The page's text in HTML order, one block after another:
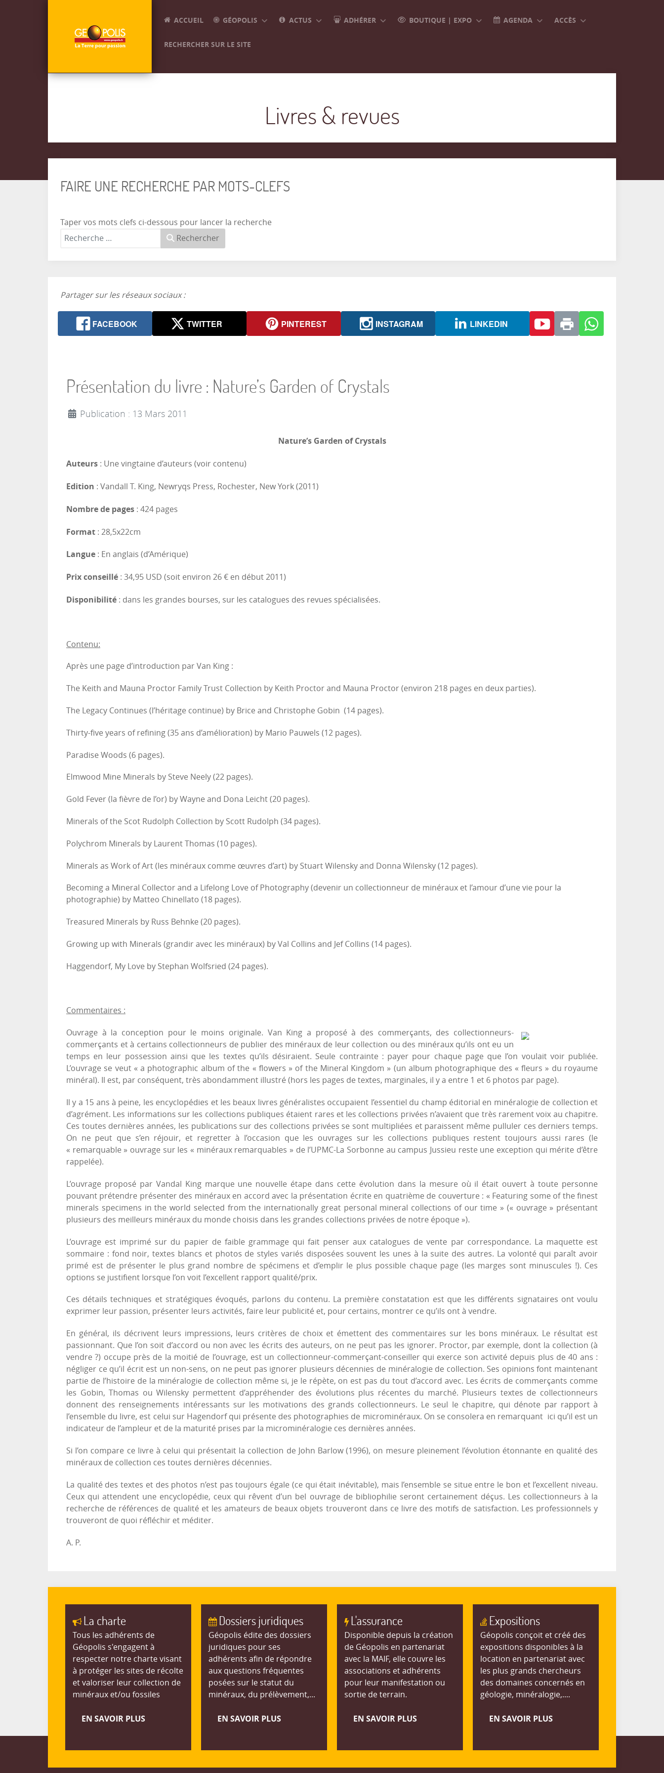
ACCUEIL GÉOPOLIS ACTUS ADHÉRER BOUTIQUE | EXPO AGENDA ACCÈS
RECHERCHER SUR LE SITE
Livres & revues
FAIRE UNE RECHERCHE PAR MOTS-CLEFS
Taper vos mots clefs ci-dessous pour lancer la recherche
Rechercher
Partager sur les réseaux sociaux :
FACEBOOK TWITTER PINTEREST INSTAGRAM LINKEDIN
Présentation du livre : Nature’s Garden of Crystals
Publication : 13 Mars 2011
Nature’s Garden of Crystals
Auteurs : Une vingtaine d’auteurs (voir contenu)
Edition : Vandall T. King, Newryqs Press, Rochester, New York (2011)
Nombre de pages : 424 pages
Format : 28,5x22cm
Langue : En anglais (d’Amérique)
Prix conseillé : 34,95 USD (soit environ 26 € en début 2011)
Disponibilité : dans les grandes bourses, sur les catalogues des revues spécialisées.
Contenu:
Après une page d’introduction par Van King :
The Keith and Mauna Proctor Family Trust Collection by Keith Proctor and Mauna Proctor (environ 218 pages en deux parties).
The Legacy Continues (l’héritage continue) by Brice and Christophe Gobin (14 pages).
Thirty-five years of refining (35 ans d’amélioration) by Mario Pauwels (12 pages).
Paradise Woods (6 pages).
Elmwood Mine Minerals by Steve Neely (22 pages).
Gold Fever (la fièvre de l’or) by Wayne and Dona Leicht (20 pages).
Minerals of the Scot Rudolph Collection by Scott Rudolph (34 pages).
Polychrom Minerals by Laurent Thomas (10 pages).
Minerals as Work of Art (les minéraux comme œuvres d’art) by Stuart Wilensky and Donna Wilensky (12 pages).
Becoming a Mineral Collector and a Lifelong Love of Photography (devenir un collectionneur de minéraux et l’amour d’une vie pour la
photographie) by Matteo Chinellato (18 pages).
Treasured Minerals by Russ Behnke (20 pages).
Growing up with Minerals (grandir avec les minéraux) by Val Collins and Jef Collins (14 pages).
Haggendorf, My Love by Stephan Wolfsried (24 pages).
Commentaires :
Ouvrage à la conception pour le moins originale. Van King a proposé à des commerçants, des collectionneurs-
commerçants et à certains collectionneurs de publier des minéraux de leur collection ou des minéraux qu’ils ont eu un
temps en leur possession ainsi que les textes qu’ils désiraient. Seule contrainte : payer pour chaque page que l’on voulait voir publiée.
L’ouvrage se veut « a photographic album of the « flowers » of the Mineral Kingdom » (un album photographique des « fleurs » du royaume
minéral). Il est, par conséquent, très abondamment illustré (hors les pages de textes, marginales, il y a entre 1 et 6 photos par page).
Il y a 15 ans à peine, les encyclopédies et les beaux livres généralistes occupaient l’essentiel du champ éditorial en minéralogie de collection et
d’agrément. Les informations sur les collections publiques étaient rares et les collections privées n’avaient que très rarement voix au chapitre.
Ces toutes dernières années, les publications sur des collections privées se sont multipliées et paraissent même pulluler ces derniers temps.
On ne peut que s’en réjouir, et regretter à l’occasion que les ouvrages sur les collections publiques restent toujours aussi rares (le
« remarquable » ouvrage sur les « minéraux remarquables » de l’UPMC-La Sorbonne au campus Jussieu reste une exception qui mérite d’être
rappelée).
L’ouvrage proposé par Vandal King marque une nouvelle étape dans cette évolution dans la mesure où il était ouvert à toute personne
pouvant prétendre présenter des minéraux en accord avec la présentation écrite en quatrième de couverture : « Featuring some of the finest
minerals specimens in the world selected from the internationally great personal mineral collections of our time » (« ouvrage » présentant
plusieurs des meilleurs minéraux du monde choisis dans les grandes collections privées de notre époque »).
L’ouvrage est imprimé sur du papier de faible grammage qui fait penser aux catalogues de vente par correspondance. La maquette est
sommaire : fond noir, textes blancs et photos de styles variés disposées souvent les unes à la suite des autres. La volonté qui paraît avoir
primé est de présenter le plus grand nombre de spécimens et d’emplir le plus possible chaque page (les marges sont minuscules !). Ces
options se justifient lorsque l’on voit l’excellent rapport qualité/prix.
Ces détails techniques et stratégiques évoqués, parlons du contenu. La première constatation est que les différents signataires ont voulu
exprimer leur passion, présenter leurs activités, faire leur publicité et, pour certains, montrer ce qu’ils ont à vendre.
En général, ils décrivent leurs impressions, leurs critères de choix et émettent des commentaires sur les bons minéraux. Le résultat est
passionnant. Que l’on soit d’accord ou non avec les écrits des auteurs, on ne peut pas les ignorer. Proctor, par exemple, dont la collection (à
vendre ?) occupe près de la moitié de l’ouvrage, est un collectionneur-commerçant-conseiller qui exerce son activité depuis plus de 40 ans :
négliger ce qu’il écrit est un non-sens, on ne peut pas ignorer plusieurs décennies de minéralogie de collection. Ses opinions font maintenant
partie de l’histoire de la minéralogie de collection même si, je le répète, on est pas du tout d’accord avec. Les écrits de commerçants comme
les Gobin, Thomas ou Wilensky permettent d’appréhender des évolutions plus récentes du marché. Plusieurs textes de collectionneurs
donnent des renseignements intéressants sur les motivations des grands collectionneurs. Le seul le chapitre, qui dénote par rapport à
l’ensemble du livre, est celui sur Hagendorf qui présente des photographies de microminéraux. On se consolera en remarquant ici qu’il est un
indicateur de l’ampleur et de la maturité prises par la microminéralogie ces dernières années.
Si l’on compare ce livre à celui qui présentait la collection de John Barlow (1996), on mesure pleinement l’évolution étonnante en qualité des
minéraux de collection ces toutes dernières décennies.
La qualité des textes et des photos n’est pas toujours égale (ce qui était inévitable), mais l’ensemble se situe entre le bon et l’excellent niveau.
Ceux qui attendent une encyclopédie, ceux qui rêvent d’un bel ouvrage de bibliophilie seront certainement déçus. Les collectionneurs à la
recherche de références de qualité et les amateurs de beaux objets trouveront dans ce livre des motifs de satisfaction. Les professionnels y
trouveront de quoi réfléchir et méditer.
A. P.
La charte
Tous les adhérents de
Géopolis s'engagent à
respecter notre charte visant
à protéger les sites de récolte
et valoriser leur collection de
minéraux et/ou fossiles
EN SAVOIR PLUS
Dossiers juridiques
Géopolis édite des dossiers
juridiques pour ses
adhérents afin de répondre
aux questions fréquentes
posées sur le statut du
minéraux, du prélèvement,...
EN SAVOIR PLUS
L'assurance
Disponible depuis la création
de Géopolis en partenariat
avec la MAIF, elle couvre les
associations et adhérents
pour leur manifestation ou
sortie de terrain.
EN SAVOIR PLUS
Expositions
Géopolis conçoit et créé des
expositions disponibles à la
location en partenariat avec
les plus grands chercheurs
des domaines concernés en
géologie, minéralogie,....
EN SAVOIR PLUS